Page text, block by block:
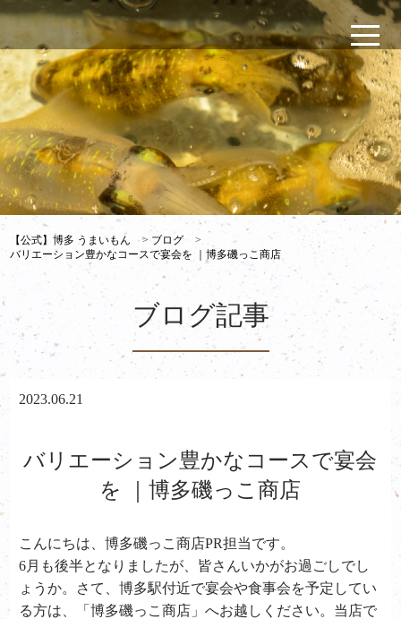
【公式】博多 うまいもん > ブログ
>
バリエーション豊かなコースで宴会を ｜博多磯っこ商店
ブログ記事
2023.06.21
バリエーション豊かなコースで宴会
を ｜博多磯っこ商店
こんにちは、博多磯っこ商店PR担当です。
6月も後半となりましたが、皆さんいかがお過ごしでし
ょうか。さて、博多駅付近で宴会や食事会を予定してい
る方は、「博多磯っこ商店」へお越しください。当店で